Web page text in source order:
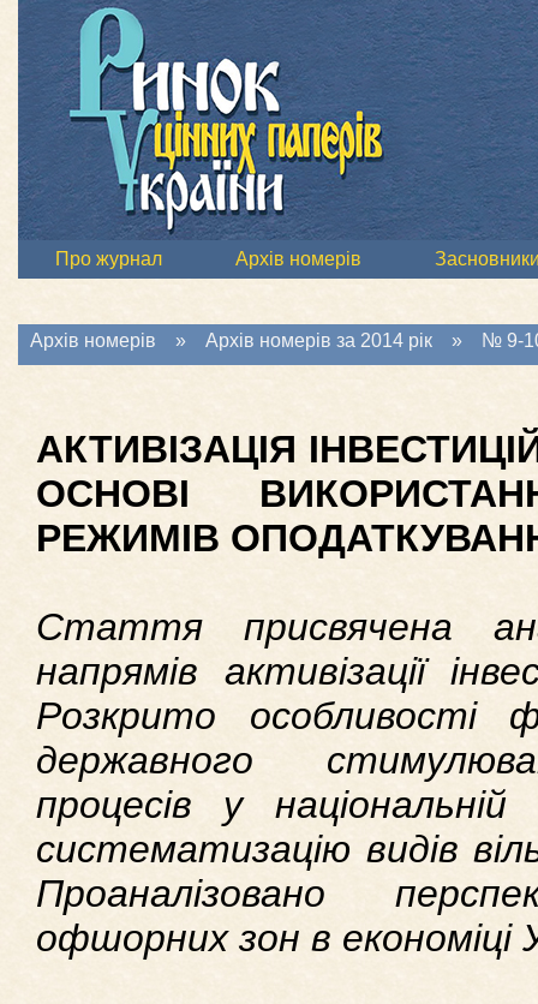
Про журнал Архів номерів
Архів номерів » Архів номерів за 2014 рік » № 9-
АКТИВІЗАЦІЯ
ОСНОВІ
РЕЖИМІВ
Стаття присвячена
напрямів активізації
Розкрито особливості
державного
процесів у національній
систематизацію видів
Проаналізовано
офшорних зон в економіці